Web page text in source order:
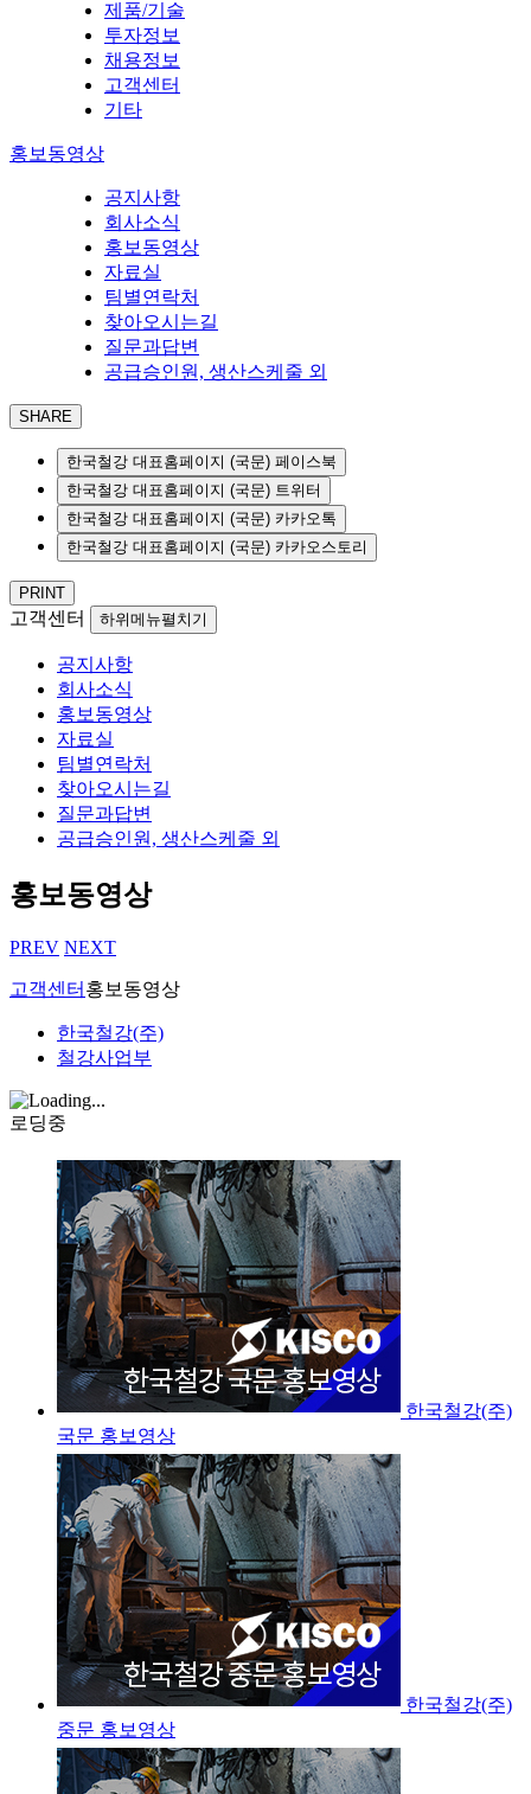
제품/기술
투자정보
채용정보
고객센터
기타
홍보동영상
공지사항
회사소식
홍보동영상
자료실
팀별연락처
찾아오시는길
질문과답변
공급승인원, 생산스케줄 외
SHARE
한국철강 대표홈페이지 (국문) 페이스북
한국철강 대표홈페이지 (국문) 트위터
한국철강 대표홈페이지 (국문) 카카오톡
한국철강 대표홈페이지 (국문) 카카오스토리
PRINT
고객센터 하위메뉴펼치기
공지사항
회사소식
홍보동영상
자료실
팀별연락처
찾아오시는길
질문과답변
공급승인원, 생산스케줄 외
홍보동영상
PREV NEXT
고객센터 홍보동영상
한국철강(주)
철강사업부
로딩중
한국철강(주)
국문 홍보영상
한국철강(주)
중문 홍보영상